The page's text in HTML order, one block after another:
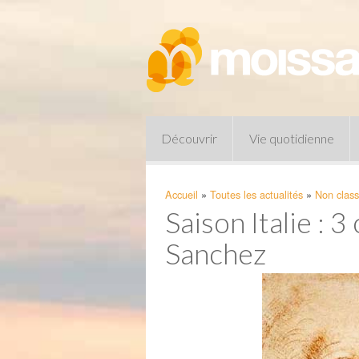
Découvrir Vie quotidienne
Pharmacies de garde
Accueil » Toutes les actualités » Non
Saison Italie :
Sanchez